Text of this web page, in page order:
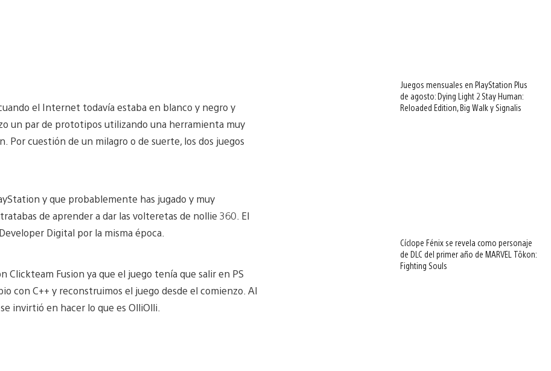
el Internet todavía estaba en blanco y negro y
un par de prototipos utilizando una herramienta muy
Por cuestión de un milagro o de suerte, los dos juegos
y que probablemente has jugado y muy
de aprender a dar las volteretas de nollie 360. El
Digital por la misma época.
Fusion ya que el juego tenía que salir en PS
con C++ y reconstruimos el juego desde el comienzo. Al
invirtió en hacer lo que es OlliOlli.
Juegos mensuales en PlayStation Plus
de agosto: Dying Light 2 Stay Human:
Reloaded Edition, Big Walk y Signalis
Cíclope Fénix se revela como personaje
de DLC del primer año de MARVEL Tōkon:
Fighting Souls